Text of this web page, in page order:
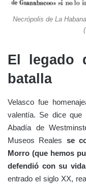
Necrópolis de La
El legado
batalla
Velasco fue
valentía. Se dice
Abadía de
Museos Reales se
Morro (que hemos
defendió con su
entrado el siglo XX,